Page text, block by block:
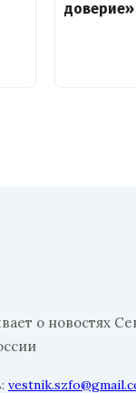
доверие»
о новостях